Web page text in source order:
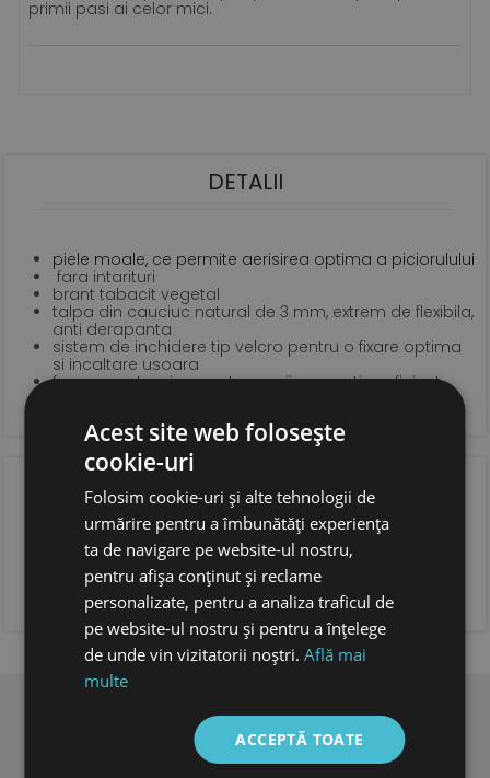
primii pasi ai celor mici.
DETALII
piele moale, ce permite aerisirea optima a piciorulului
fara intarituri
brant tabacit vegetal
talpa din cauciuc natural de 3 mm, extrem de flexibila,
anti derapanta
sistem de inchidere tip velcro pentru o fixare optima
si incaltare usoara
forma anatomica pentru copii, cu spatiu suficient
OPINIA CLIENTILOR
ADAUGA OPINIA TA
Acest site web folosește
cookie-uri
Folosim cookie-uri și alte tehnologii de
urmărire pentru a îmbunătăți experiența
ta de navigare pe website-ul nostru,
pentru afișa conținut și reclame
personalizate, pentru a analiza traficul de
pe website-ul nostru și pentru a înțelege
de unde vin vizitatorii noștri.Află mai
multe
ACCEPTĂ TOATE